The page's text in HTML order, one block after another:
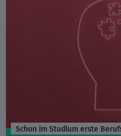
Schon im Studium erste